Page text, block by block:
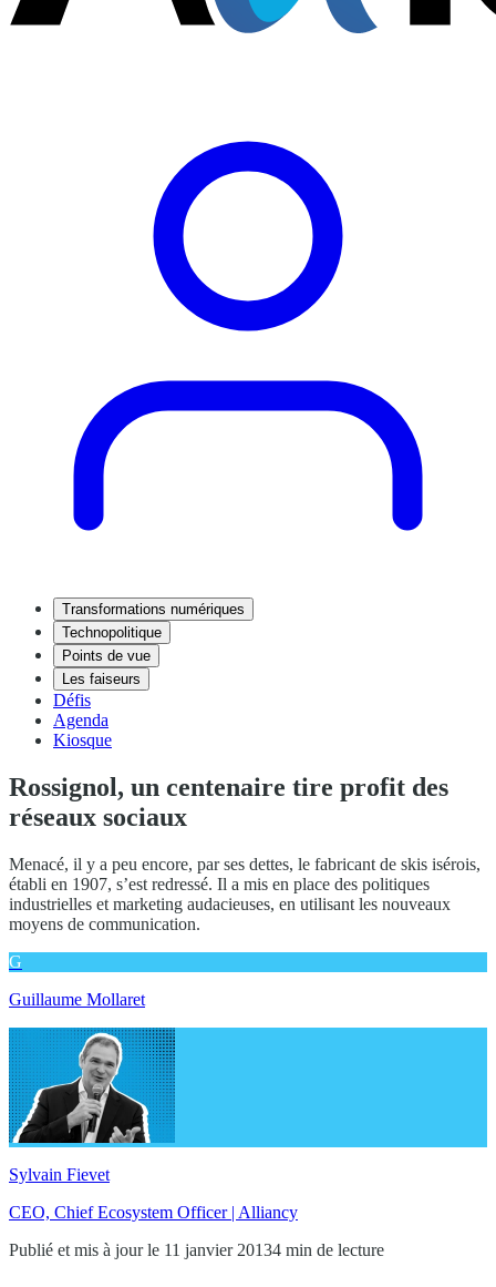
Transformations numériques
Technopolitique
Points de vue
Les faiseurs
Défis
Agenda
Kiosque
Rossignol, un centenaire tire profit des
réseaux sociaux
Menacé, il y a peu encore, par ses dettes, le fabricant de skis isérois,
établi en 1907, s’est redressé. Il a mis en place des politiques
industrielles et marketing audacieuses, en utilisant les nouveaux
moyens de communication.
G
Guillaume Mollaret
Sylvain Fievet
CEO, Chief Ecosystem Officer | Alliancy
Publié et mis à jour le 11 janvier 20134 min de lecture